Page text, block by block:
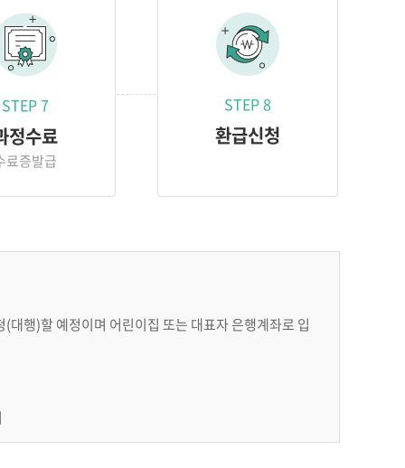
STEP 7
정수료
료증발급
STEP 8
환급신청
행)할 예정이며 어린이집 또는 대표자 은행계좌로 입